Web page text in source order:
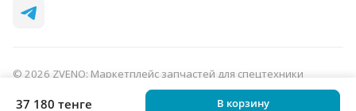
37 180 тенге В корзину
© 2026 ZVENO: Маркетплейс запчастей для спецтехники
Конфиденциальность